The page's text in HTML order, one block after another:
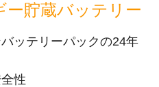
ー貯蔵バッテリー
ッテリーパックの24年
性